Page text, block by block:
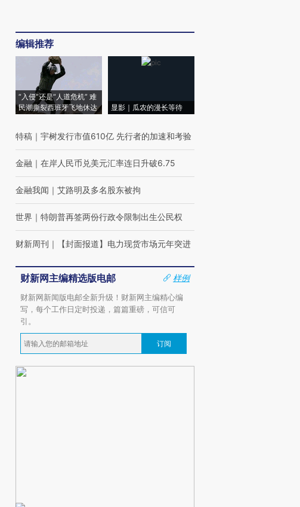
编辑推荐
“入侵”还是“人道危机” 难
民潮撕裂西班牙飞地休达
显影｜瓜农的漫长等待
特稿 ｜ 宇树发行市值610亿 先行者的加速和考验
金融 ｜ 在岸人民币兑美元汇率连日升破6.75
金融我闻 ｜ 艾路明及多名股东被拘
世界 ｜ 特朗普再签两份行政令限制出生公民权
财新周刊 ｜ 【封面报道】电力现货市场元年突进
财新网主编精选版电邮
样例
财新网新闻版电邮全新升级！财新网主编精心编
写，每个工作日定时投递，篇篇重磅，可信可
引。
订阅